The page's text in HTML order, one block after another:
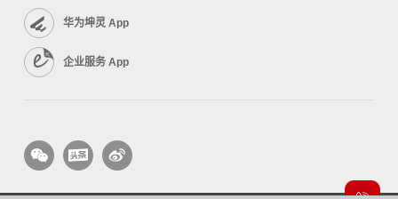
华为坤灵 App
企业服务 App